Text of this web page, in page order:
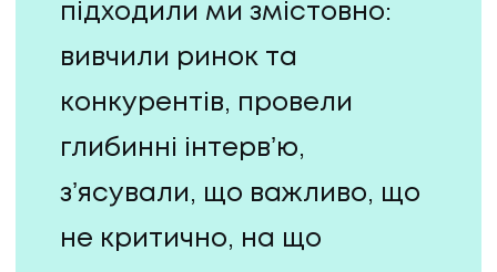
підходили ми змістовно:
вивчили ринок та
конкурентів, провели
глибинні інтервʼю,
зʼясували, що важливо, що
не критично, на що